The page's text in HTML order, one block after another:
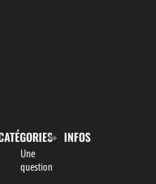
INFOS
Une
question